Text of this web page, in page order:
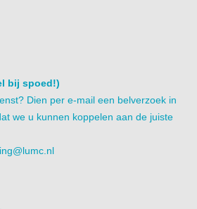
bij spoed!)
Dien per e-mail een belverzoek in
we u kunnen koppelen aan de juiste